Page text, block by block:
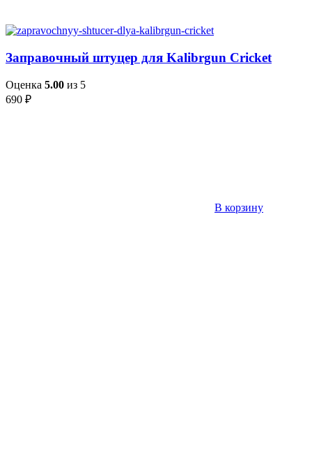
Заправочный штуцер для Kalibrgun Cricket
Оценка 5.00 из 5
690 ₽
В корзину